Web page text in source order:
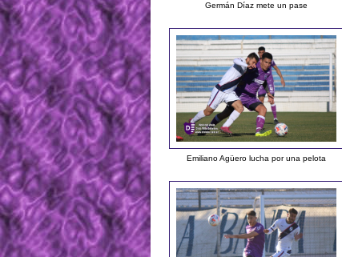
Germán Díaz mete un pase
Emiliano Agüero lucha por una pelota